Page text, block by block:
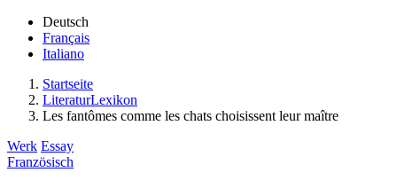
Deutsch
Français
Italiano
Startseite
LiteraturLexikon
Les fantômes comme les chats choisissent leur maître
Werk Essay
Französisch